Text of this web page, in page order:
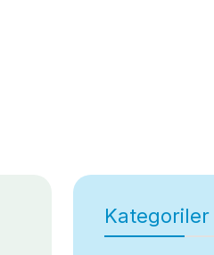
Kategoriler